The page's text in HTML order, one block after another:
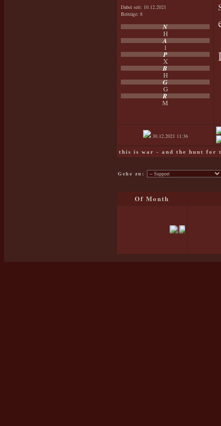
Dabei seit: 10.12.2021
Beiträge: 8
N
H
A
1
P
X
B
H
G
G
R
M
30.12.2021 11:36
this is war - and the hunt for
Gehe zu:
Of Month